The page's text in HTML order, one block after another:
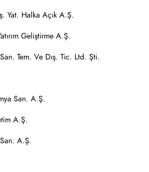
Yat. Halka Açık A.Ş.
Geliştirme A.Ş.
Tem. Ve Dış. Tic. Ltd. Şti.
San. A.Ş.
A.Ş.
A.Ş.